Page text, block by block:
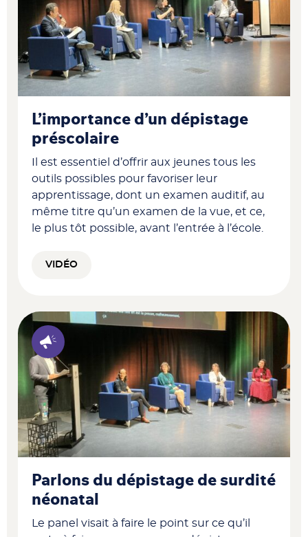
L’importance d’un dépistage
préscolaire
Il est essentiel d’offrir aux jeunes tous les
outils possibles pour favoriser leur
apprentissage, dont un examen auditif, au
même titre qu’un examen de la vue, et ce,
le plus tôt possible, avant l’entrée à l’école.
VIDÉO
Parlons du dépistage de surdité
néonatal
Le panel visait à faire le point sur ce qu’il